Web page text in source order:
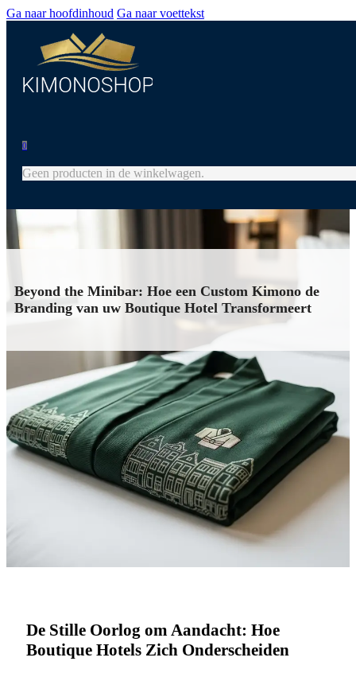
Ga naar hoofdinhoud Ga naar voettekst
0
Geen producten in de winkelwagen.
Beyond the Minibar: Hoe een Custom Kimono de
Branding van uw Boutique Hotel Transformeert
De Stille Oorlog om Aandacht: Hoe
Boutique Hotels Zich Onderscheiden